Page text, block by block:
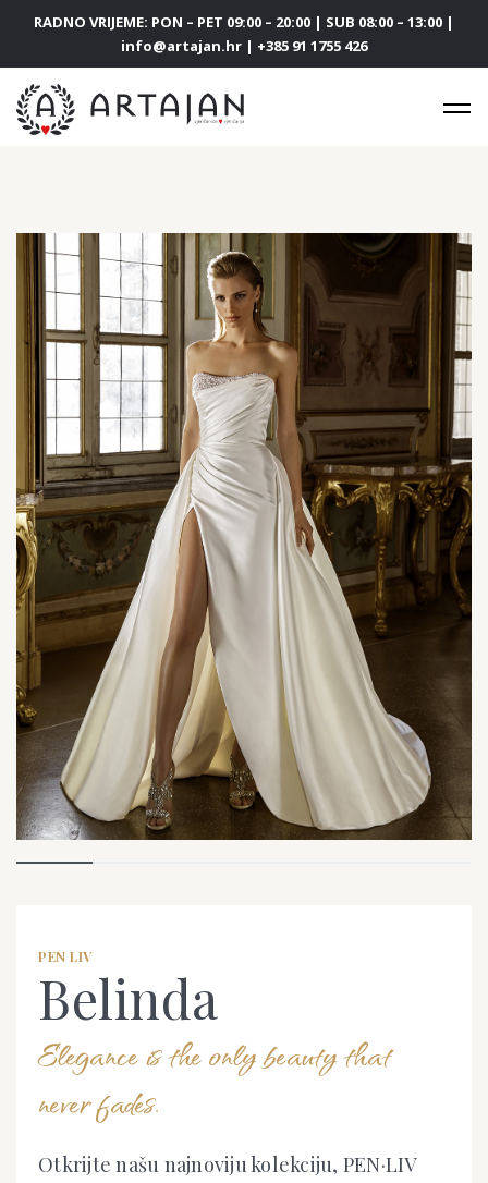
RADNO VRIJEME: PON – PET 09:00 – 20:00 | SUB 08:00 – 13:00 |
info@artajan.hr | +385 91 1755 426
Belinda
Elegance is the only beauty that
never fades.
Otkrijte našu najnoviju kolekciju, PEN·LIV
PEN LIV